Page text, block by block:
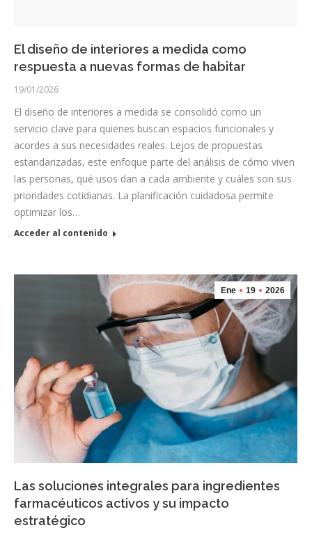
El diseño de interiores a medida como
respuesta a nuevas formas de habitar
19/01/2026
El diseño de interiores a medida se consolidó como un
servicio clave para quienes buscan espacios funcionales y
acordes a sus necesidades reales. Lejos de propuestas
estandarizadas, este enfoque parte del análisis de cómo viven
las personas, qué usos dan a cada ambiente y cuáles son sus
prioridades cotidianas. La planificación cuidadosa permite
optimizar los…
Acceder al contenido
Ene 19 2026
Las soluciones integrales para ingredientes
farmacéuticos activos y su impacto
estratégico